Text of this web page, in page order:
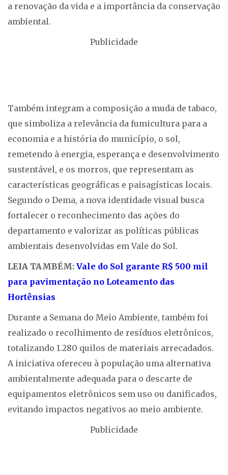
a renovação da vida e a importância da conservação
ambiental.
Publicidade
Também integram a composição a muda de tabaco,
que simboliza a relevância da fumicultura para a
economia e a história do município, o sol,
remetendo à energia, esperança e desenvolvimento
sustentável, e os morros, que representam as
características geográficas e paisagísticas locais.
Segundo o Dema, a nova identidade visual busca
fortalecer o reconhecimento das ações do
departamento e valorizar as políticas públicas
ambientais desenvolvidas em Vale do Sol.
LEIA TAMBÉM: Vale do Sol garante R$ 500 mil
para pavimentação no Loteamento das
Hortênsias
Durante a Semana do Meio Ambiente, também foi
realizado o recolhimento de resíduos eletrônicos,
totalizando 1.280 quilos de materiais arrecadados.
A iniciativa ofereceu à população uma alternativa
ambientalmente adequada para o descarte de
equipamentos eletrônicos sem uso ou danificados,
evitando impactos negativos ao meio ambiente.
Publicidade